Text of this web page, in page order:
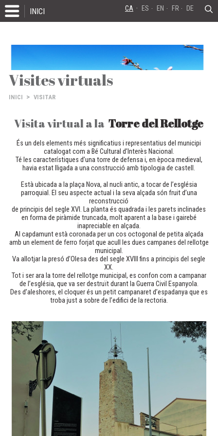
INICI CA ES EN FR DE
Visites virtuals
INICI > VISITAR
Visita virtual a laTorre del Rellotge
És un dels elements més significatius i representatius del municipi
catalogat com a Bé Cultural d’Interès Nacional.
Té les característiques d’una torre de defensa i, en època medieval,
havia estat lligada a una construcció amb tipologia de castell.
Està ubicada a la plaça Nova, al nucli antic, a tocar de l’església
parroquial. El seu aspecte actual i la seva alçada són fruit d’una
reconstrucció
de principis del segle XVI. La planta és quadrada i les parets inclinades
en forma de piràmide truncada, molt aparent a la base i gairebé
inapreciable en alçada.
Al capdamunt està coronada per un cos octogonal de petita alçada
amb un element de ferro forjat que acull les dues campanes del rellotge
municipal.
Va allotjar la presó d’Olesa des del segle XVIII fins a principis del segle
XX.
Tot i ser ara la torre del rellotge municipal, es confon com a campanar
de l’església, que va ser destruït durant la Guerra Civil Espanyola.
Des d’aleshores, el cloquer és un petit campanaret d’espadanya que es
troba just a sobre de l’edifici de la rectoria.